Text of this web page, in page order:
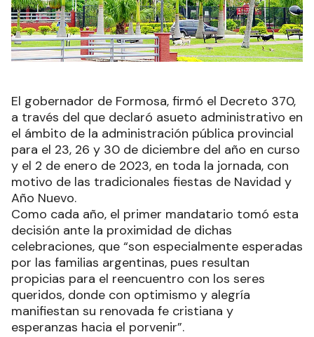
El gobernador de Formosa, firmó el Decreto 370,
a través del que declaró asueto administrativo en
el ámbito de la administración pública provincial
para el 23, 26 y 30 de diciembre del año en curso
y el 2 de enero de 2023, en toda la jornada, con
motivo de las tradicionales fiestas de Navidad y
Año Nuevo.
Como cada año, el primer mandatario tomó esta
decisión ante la proximidad de dichas
celebraciones, que “son especialmente esperadas
por las familias argentinas, pues resultan
propicias para el reencuentro con los seres
queridos, donde con optimismo y alegría
manifiestan su renovada fe cristiana y
esperanzas hacia el porvenir”.